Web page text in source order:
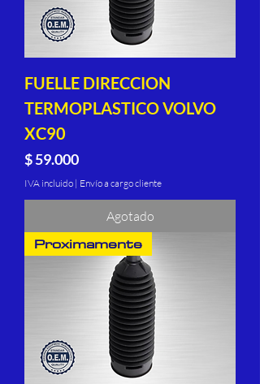
FUELLE DIRECCION
TERMOPLASTICO VOLVO
XC90
Precio
$ 59.000
IVA incluido | Envío a cargo cliente
Agotado
Proximamente